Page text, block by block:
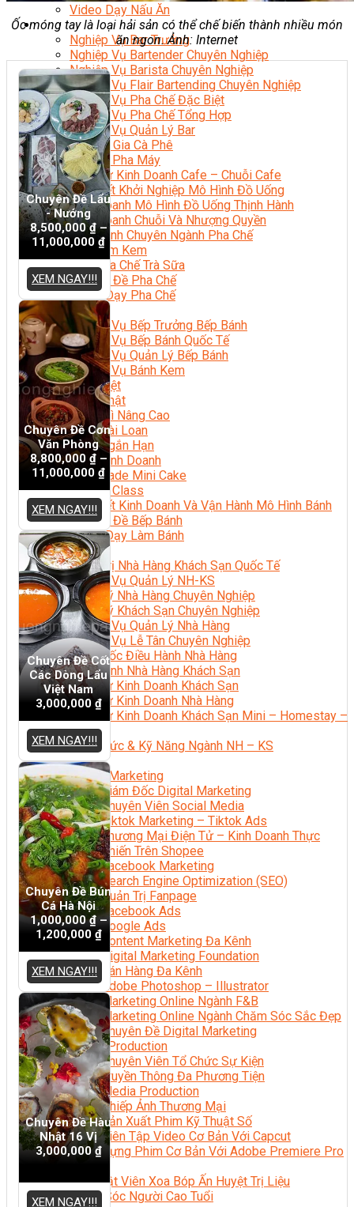
Video Dạy Nấu Ăn
Pha Chế
Nghiệp Vụ Bar Trưởng
Nghiệp Vụ Bartender Chuyên Nghiệp
Nghiệp Vụ Barista Chuyên Nghiệp
Nghiệp Vụ Flair Bartending Chuyên Nghiệp
Nghiệp Vụ Pha Chế Đặc Biệt
Nghiệp Vụ Pha Chế Tổng Hợp
Nghiệp Vụ Quản Lý Bar
Chuyên Gia Cà Phê
Cà Phê Pha Máy
Khởi Sự Kinh Doanh Cafe – Chuỗi Cafe
Bí Quyết Khởi Nghiệp Mô Hình Đồ Uống
Kinh Doanh Mô Hình Đồ Uống Thịnh Hành
Kinh Doanh Chuỗi Và Nhượng Quyền
Tiếng Anh Chuyên Ngành Pha Chế
Học Làm Kem
Học Pha Chế Trà Sữa
Chuyên Đề Pha Chế
Video Dạy Pha Chế
Làm Bánh
Nghiệp Vụ Bếp Trưởng Bếp Bánh
Nghiệp Vụ Bếp Bánh Quốc Tế
Nghiệp Vụ Quản Lý Bếp Bánh
Nghiệp Vụ Bánh Kem
Bánh Việt
Bánh Nhật
Bánh Mì Nâng Cao
Bánh Đài Loan
Bánh Ngắn Hạn
Bánh Kinh Doanh
Handmade Mini Cake
Master Class
Bí Quyết Kinh Doanh Và Vận Hành Mô Hình Bánh
Chuyên Đề Bếp Bánh
Video Dạy Làm Bánh
Quản Trị NHKS
Quản Trị Nhà Hàng Khách Sạn Quốc Tế
Nghiệp Vụ Quản Lý NH-KS
Quản Lý Nhà Hàng Chuyên Nghiệp
Quản Lý Khách Sạn Chuyên Nghiệp
Nghiệp Vụ Quản Lý Nhà Hàng
Nghiệp Vụ Lễ Tân Chuyên Nghiệp
Giám Đốc Điều Hành Nhà Hàng
Tiếng Anh Nhà Hàng Khách Sạn
Khởi Sự Kinh Doanh Khách Sạn
Khởi Sự Kinh Doanh Nhà Hàng
Khởi Sự Kinh Doanh Khách Sạn Mini – Homestay –
AirBnB
Kiến Thức & Kỹ Năng Ngành NH – KS
Marketing
Digital Marketing
Giám Đốc Digital Marketing
Chuyên Viên Social Media
Tiktok Marketing – Tiktok Ads
Thương Mại Điện Tử – Kinh Doanh Thực
Chiến Trên Shopee
Facebook Marketing
Search Engine Optimization (SEO)
Quản Trị Fanpage
Facebook Ads
Google Ads
Content Marketing Đa Kênh
Digital Marketing Foundation
Bán Hàng Đa Kênh
Adobe Photoshop – Illustrator
Marketing Online Ngành F&B
Marketing Online Ngành Chăm Sóc Sắc Đẹp
Chuyên Đề Digital Marketing
Media Production
Chuyên Viên Tổ Chức Sự Kiện
Truyền Thông Đa Phương Tiện
Media Production
Nhiếp Ảnh Thương Mại
Sản Xuất Phim Kỹ Thuật Số
Biên Tập Video Cơ Bản Với Capcut
Dựng Phim Cơ Bản Với Adobe Premiere Pro
Kỹ Thuật Viên Xoa Bóp Ấn Huyệt Trị Liệu
Chăm Sóc Người Cao Tuổi
Ốc móng tay là loại hải sản có thể chế biến thành nhiều món
ăn ngon. Ảnh: Internet
Chuyên Đề Lẩu
- Nướng
8,500,000₫–
11,000,000 ₫
XEM NGAY!!!
Chuyên Đề Cơm
Văn Phòng
8,800,000 ₫–
11,000,000 ₫
XEM NGAY!!!
Chuyên Đề Cốt
Các Dòng Lẩu
Việt Nam
3,000,000 ₫
XEM NGAY!!!
Chuyên Đề Bún
Cá Hà Nội
1,000,000₫–
1,200,000 ₫
XEM NGAY!!!
Chuyên Đề Hàu
Nhật 16 Vị
3,000,000₫
XEM NGAY!!!